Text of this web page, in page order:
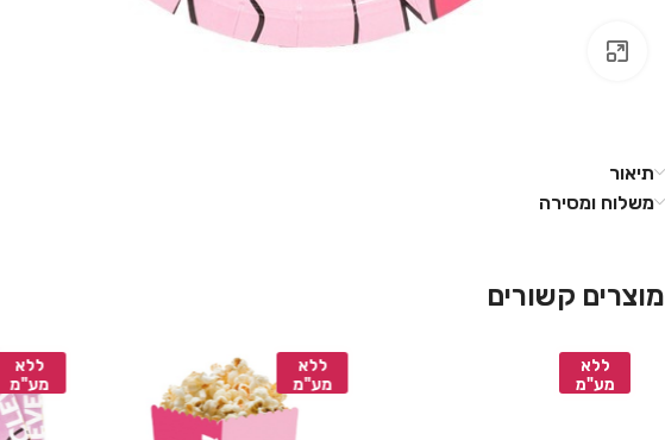
תיאור
משלוח ומסירה
מוצרים קשורים
ללא
מע"מ
ללא
מע"מ
ללא
מע"מ